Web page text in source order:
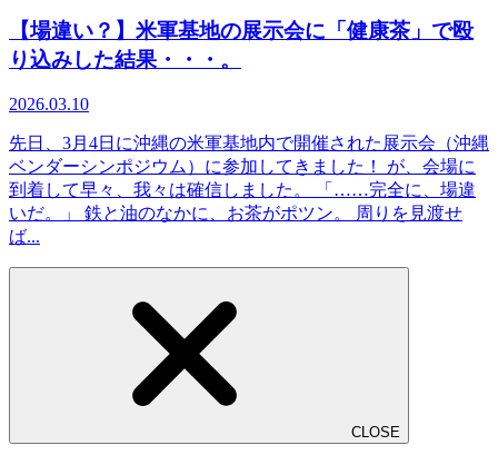
【場違い？】米軍基地の展示会に「健康茶」で殴
り込みした結果・・・。
2026.03.10
先日、3月4日に沖縄の米軍基地内で開催された展示会（沖縄
ベンダーシンポジウム）に参加してきました！ が、会場に
到着して早々、我々は確信しました。 「……完全に、場違
いだ。」 鉄と油のなかに、お茶がポツン。 周りを見渡せ
ば...
CLOSE